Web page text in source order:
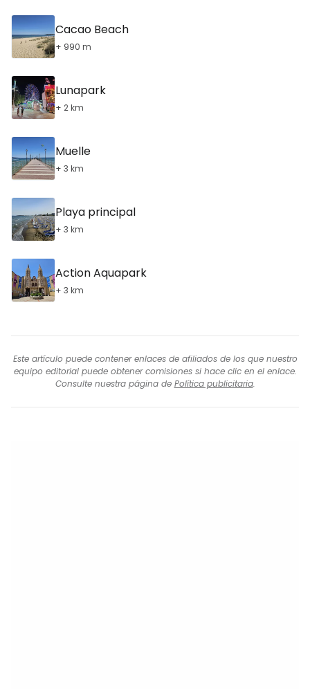
Cacao Beach
+ 990 m
Lunapark
+ 2 km
Muelle
+ 3 km
Playa principal
+ 3 km
Action Aquapark
+ 3 km
Este artículo puede contener enlaces de afiliados de los que nuestro
equipo editorial puede obtener comisiones si hace clic en el enlace.
Consulte nuestra página de Política publicitaria.